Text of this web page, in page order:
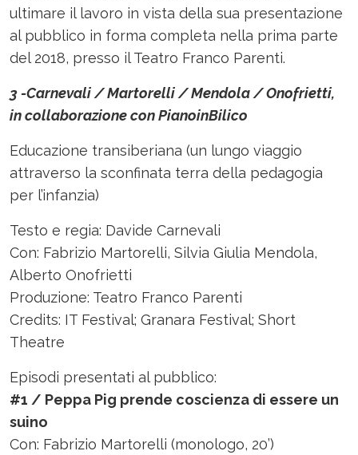
ultimare il lavoro in vista della sua presentazione
al pubblico in forma completa nella prima parte
del 2018, presso il Teatro Franco Parenti.
3 -Carnevali / Martorelli / Mendola / Onofrietti,
in collaborazione con PianoinBilico
Educazione transiberiana (un lungo viaggio
attraverso la sconfinata terra della pedagogia
per l’infanzia)
Testo e regia: Davide Carnevali
Con: Fabrizio Martorelli, Silvia Giulia Mendola,
Alberto Onofrietti
Produzione: Teatro Franco Parenti
Credits: IT Festival; Granara Festival; Short
Theatre
Episodi presentati al pubblico:
#1 / Peppa Pig prende coscienza di essere un
suino
Con: Fabrizio Martorelli (monologo, 20’)